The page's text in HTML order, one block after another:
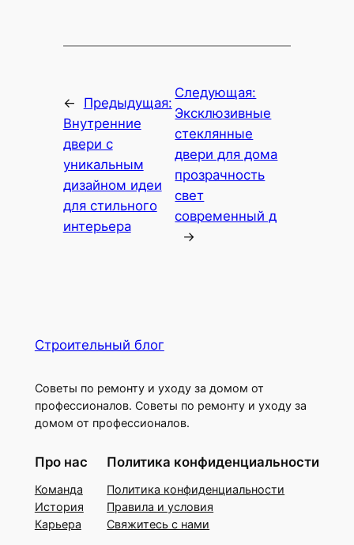
←
Предыдущая:
Внутренние
двери с
уникальным
дизайном идеи
для стильного
интерьера
Следующая:
Эксклюзивные
стеклянные
двери для дома
прозрачность
свет
современный д
→
Строительный блог
Советы по ремонту и уходу за домом от
профессионалов. Советы по ремонту и уходу за
домом от профессионалов.
Про нас
Команда
История
Карьера
Политика конфиденциальности
Политика конфиденциальности
Правила и условия
Свяжитесь с нами